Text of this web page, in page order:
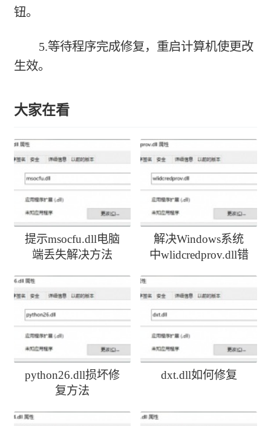
钮。
5.等待程序完成修复，重启计算机使更改
生效。
大家在看
提示msocfu.dll电脑
端丢失解决方法
解决Windows系统
中wlidcredprov.dll错
python26.dll损坏修
复方法
dxt.dll如何修复